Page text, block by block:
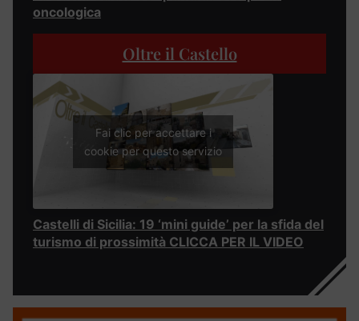
oncologica
Oltre il Castello
Fai clic per accettare i
cookie per questo servizio
Castelli di Sicilia: 19 ‘mini guide’ per la sfida del
turismo di prossimità CLICCA PER IL VIDEO